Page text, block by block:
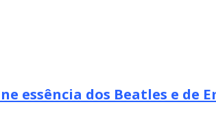
essência dos Beatles e de